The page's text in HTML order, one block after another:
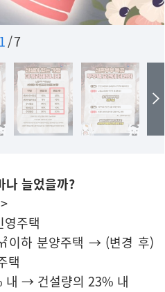
1/7
늘었을까?
주택
이하 분양주택 → (변경 후)
택
내 → 건설량의 23% 내